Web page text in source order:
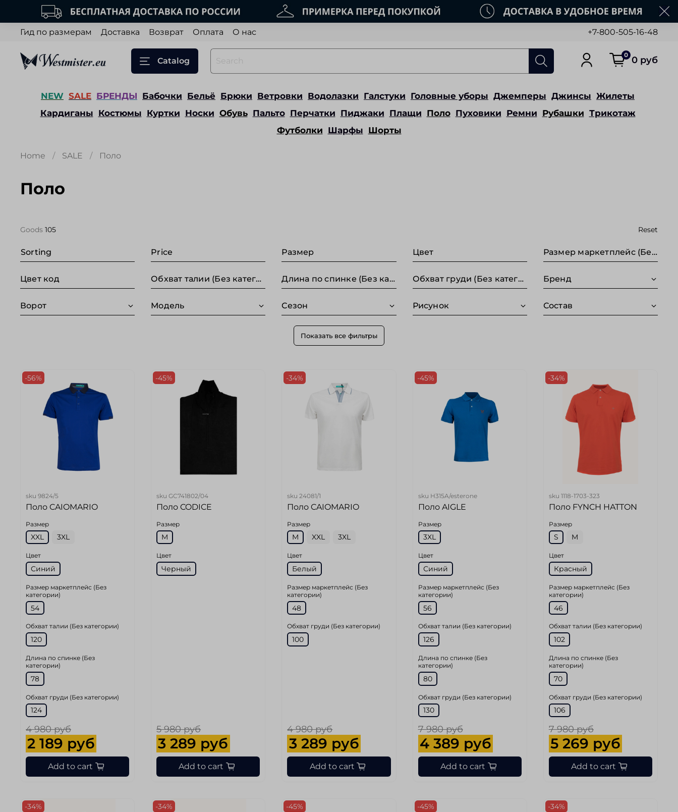
Гид по размерам Доставка Возврат Оплата О нас +7-800-505-16-48
Catalog
0 0 руб
NEW SALE БРЕНДЫ Бабочки Бельё Брюки Ветровки Водолазки Галстуки Головные уборы Джемперы Джинсы Жилеты
Кардиганы Костюмы Куртки Носки Обувь Пальто Перчатки Пиджаки Плащи Поло Пуховики Ремни Рубашки Трикотаж
Футболки Шарфы Шорты
Home SALE Поло
Поло
Goods 105 Reset
Sorting Price Размер Цвет Размер маркетплейс (Без категории)
Цвет код Обхват талии (Без категории) Длина по спинке (Без категории) Обхват груди (Без категории) Бренд
Ворот Модель Сезон Рисунок Состав
Показать все фильтры
-56%
sku 9824/5
Поло CAIOMARIO
Размер
XXL 3XL
Цвет
Синий
Размер маркетплейс (Без
категории)
54
Обхват талии (Без категории)
120
Длина по спинке (Без
категории)
78
Обхват груди (Без категории)
124
4 980 руб
2 189 руб
Add to cart
-45%
skuGC741802/04
Поло CODICE
Размер
M
Цвет
Черный
5 980 руб
3 289 руб
Add to cart
-34%
sku24081/1
Поло CAIOMARIO
Размер
M XXL 3XL
Цвет
Белый
Размер маркетплейс (Без
категории)
48
Обхват груди (Без категории)
100
4 980 руб
3 289 руб
Add to cart
-45%
sku H315A/esterone
Поло AIGLE
Размер
3XL
Цвет
Синий
Размер маркетплейс (Без
категории)
56
Обхват талии (Без категории)
126
Длина по спинке (Без
категории)
80
Обхват груди (Без категории)
130
7 980 руб
4 389 руб
Add to cart
-34%
sku 1118-1703-323
Поло FYNCH HATTON
Размер
S M
Цвет
Красный
Размер маркетплейс (Без
категории)
46
Обхват талии (Без категории)
102
Длина по спинке (Без
категории)
70
Обхват груди (Без категории)
106
7 980 руб
5 269 руб
Add to cart
-34% -34% -45% -45% -34%